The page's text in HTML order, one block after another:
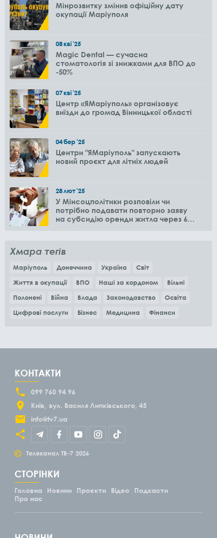
Мінрозвитку змінив офіційну дату
окупації Маріуполя
08кві'25
Magic Dental — сучасна
стоматологія зі знижками для ВПО до
-50%
07кві'25
Центр «ЯМаріуполь» організовує
виїзди до громад Вінницької області
04бер'25
Центри "ЯМаріуполь" запускають
новий проєкт для літніх людей
28лют'25
У Мінсоцполітики розповіли чи
потрібно подавати повторно заяву
на субсидію оренди житла через 6
Хмара тегів
Маріуполь Донеччина Україна
Світ
Життя в окупації
ВПО Наші за кордоном
Вільні
Полонені
Війна Влада Законодавство
Освіта
Цифрові послуги
Бізнес Медицина Фінанси
КОНТАКТИ
099 760 94 96
Київ
вул. Василя Липківського, 45
info@tv7.ua
© Телеканал ТВ-7 2026
СТОРІНКИ
Головна Новини Проєкти Відео
Подкасти
Про нас